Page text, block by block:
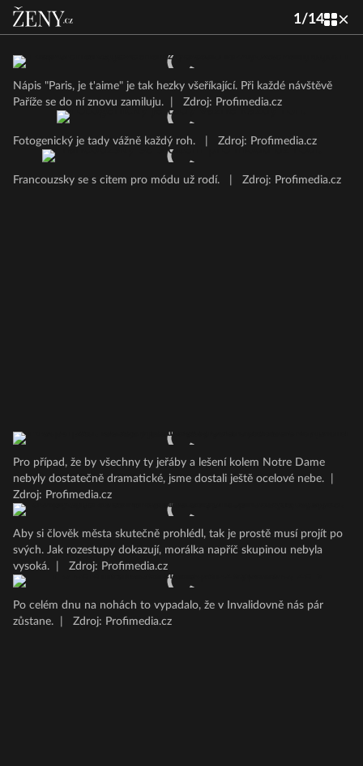
1/14
Nápis "Paris, je t'aime" je tak hezky všeříkající. Při každé návštěvě
Paříže se do ní znovu zamiluju.
Zdroj: Profimedia.cz
Fotogenický je tady vážně každý roh. Zdroj: Profimedia.cz
Francouzsky se s citem pro módu už rodí. Zdroj: Profimedia.cz
Pro případ, že by všechny ty jeřáby a lešení kolem Notre Dame
nebyly dostatečně dramatické, jsme dostali ještě ocelové nebe.
Zdroj: Profimedia.cz
Aby si člověk města skutečně prohlédl, tak je prostě musí projít po
svých. Jak rozestupy dokazují, morálka napříč skupinou nebyla
vysoká.
Zdroj: Profimedia.cz
Po celém dnu na nohách to vypadalo, že v Invalidovně nás pár
zůstane.
Zdroj: Profimedia.cz